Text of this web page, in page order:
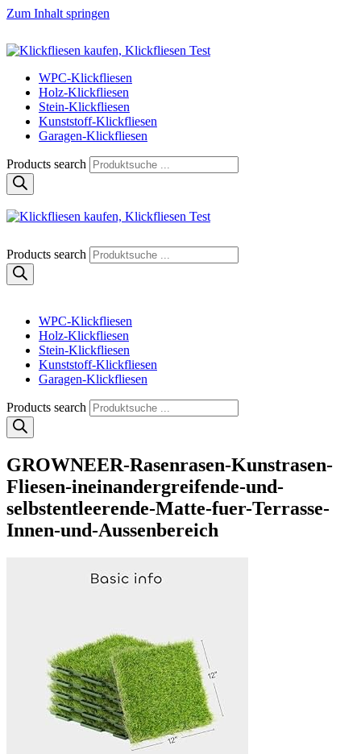
Zum Inhalt springen
Klickfliese | klick-klick-fertig
Klickfliesen online kaufen
WPC-Klickfliesen
Holz-Klickfliesen
Stein-Klickfliesen
Kunststoff-Klickfliesen
Garagen-Klickfliesen
Products search
Klickfliese | klick-klick-fertig
Klickfliesen online kaufen
Products search
WPC-Klickfliesen
Holz-Klickfliesen
Stein-Klickfliesen
Kunststoff-Klickfliesen
Garagen-Klickfliesen
Products search
GROWNEER-Rasenrasen-Kunstrasen-
Fliesen-ineinandergreifende-und-
selbstentleerende-Matte-fuer-Terrasse-
Innen-und-Aussenbereich